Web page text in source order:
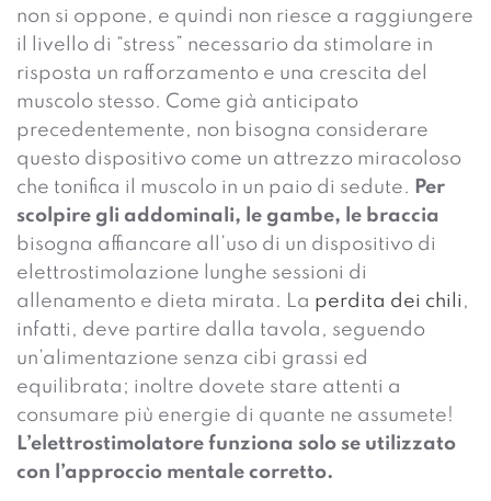
non si oppone, e quindi non riesce a raggiungere
il livello di “stress” necessario da stimolare in
risposta un rafforzamento e una crescita del
muscolo stesso. Come già anticipato
precedentemente, non bisogna considerare
questo dispositivo come un attrezzo miracoloso
che tonifica il muscolo in un paio di sedute. Per
scolpire gli addominali, le gambe, le braccia
bisogna affiancare all’uso di un dispositivo di
elettrostimolazione lunghe sessioni di
allenamento e dieta mirata. La perdita dei chili ,
infatti, deve partire dalla tavola, seguendo
un’alimentazione senza cibi grassi ed
equilibrata; inoltre dovete stare attenti a
consumare più energie di quante ne assumete!
L’elettrostimolatore funziona solo se utilizzato
con l’approccio mentale corretto.